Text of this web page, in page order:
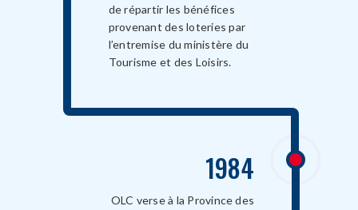
de répartir les bénéfices
provenant des loteries par
l’entremise du ministère du
Tourisme et des Loisirs.
1984
OLC verse à la Province des